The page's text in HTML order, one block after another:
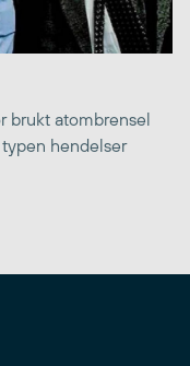
brukt atombrensel
hendelser